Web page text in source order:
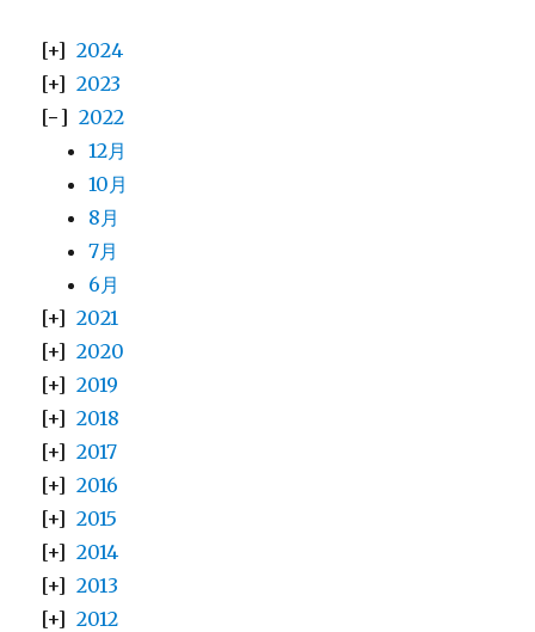
2024
2023
2022
12月
10月
8月
7月
6月
2021
2020
2019
2018
2017
2016
2015
2014
2013
2012